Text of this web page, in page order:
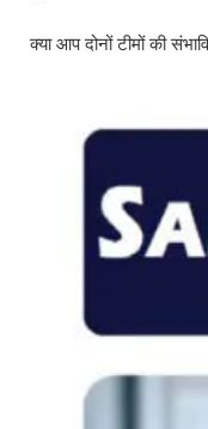
क्या आप दोनों टीमों की